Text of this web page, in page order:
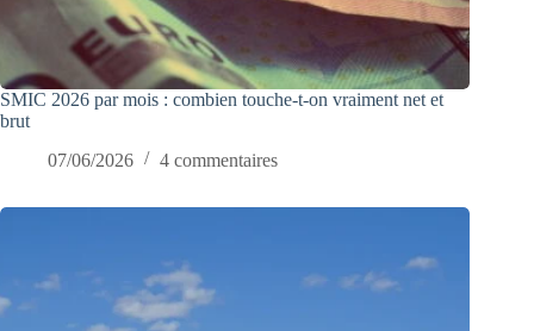
SMIC 2026 par mois : combien touche-t-on vraiment net et
brut
07/06/2026
4 commentaires